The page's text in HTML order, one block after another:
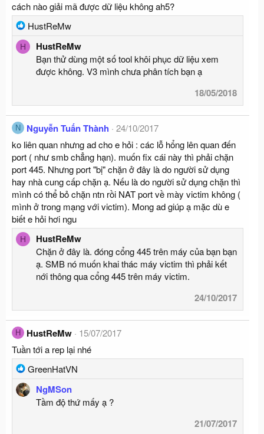
cách nào giải mã được dữ liệu không ah5?
R
a
s
HustReMw
H HustReMw
Bạn thử dùng một số tool khôi phục dữ liệu xem
được không. V3 mình chưa phân tích bạn ạ
18/05/2018
N Nguyễn Tuấn Thành
24/10/2017
ko liên quan nhưng ad cho e hỏi : các lỗ hổng lên quan đến
port ( như smb chẳng hạn). muốn fix cái này thì phải chặn
port 445. Nhưng port "bị" chặn ở đây là do người sử dụng
hay nhà cung cấp chặn ạ. Nếu là do người sử dụng chặn thì
mình có thể bỏ chặn ntn rồi NAT port về mày victim không (
mình ở trong mạng với victim). Mong ad giúp ạ mặc dù e
biết e hỏi hơi ngu
H HustReMw
Chặn ở đây là. đóng cổng 445 trên máy của bạn bạn
ạ. SMB nó muốn khai thác máy victim thì phải kết
nới thông qua cổng 445 trên máy victim.
24/10/2017
H HustReMw
15/07/2017
Tuần tới a rep lại nhé
R
a
GreenHatVN
NgMSon
Tầm độ thứ mấy ạ ?
21/07/2017